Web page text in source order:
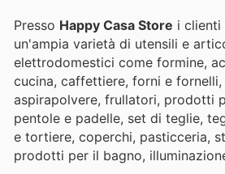
Presso Happy Casa Store i clienti
un'ampia varietà di utensili e
elettrodomestici come formine,
cucina, caffettiere, forni e
aspirapolvere, frullatori, prodotti
pentole e padelle, set di teglie,
e tortiere, coperchi, pasticceria,
prodotti per il bagno,